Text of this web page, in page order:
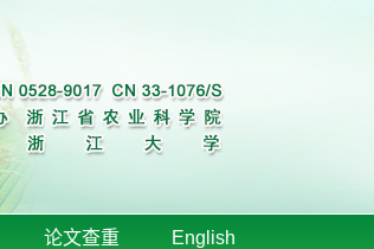
论文查重 English